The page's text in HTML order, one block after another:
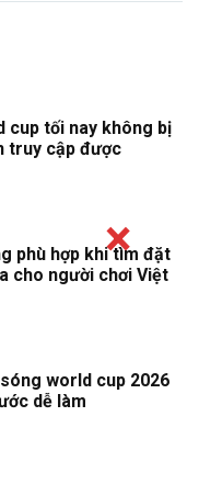
cup tối nay không bị
truy cập được
phù hợp khi tìm đặt
cho người chơi Việt
world cup 2026
dễ làm